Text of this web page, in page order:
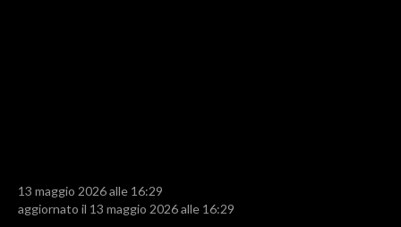
VOLLEY
MOTORI
13 maggio 2026 alle 16:29
aggiornato il 13 maggio 2026 alle 16:29